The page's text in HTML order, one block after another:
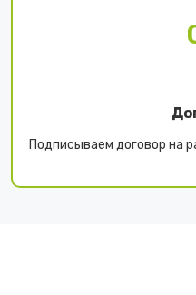
Подписываем договор на